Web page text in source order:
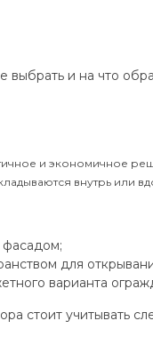
и на что
и экономичное
внутрь или
фасадом;
для
варианта
стоит учитывать